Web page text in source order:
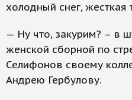
холодный снег, жесткая
— Ну что, закурим? – в
женской сборной по
Селифонов своему
Андрею Гербулову.